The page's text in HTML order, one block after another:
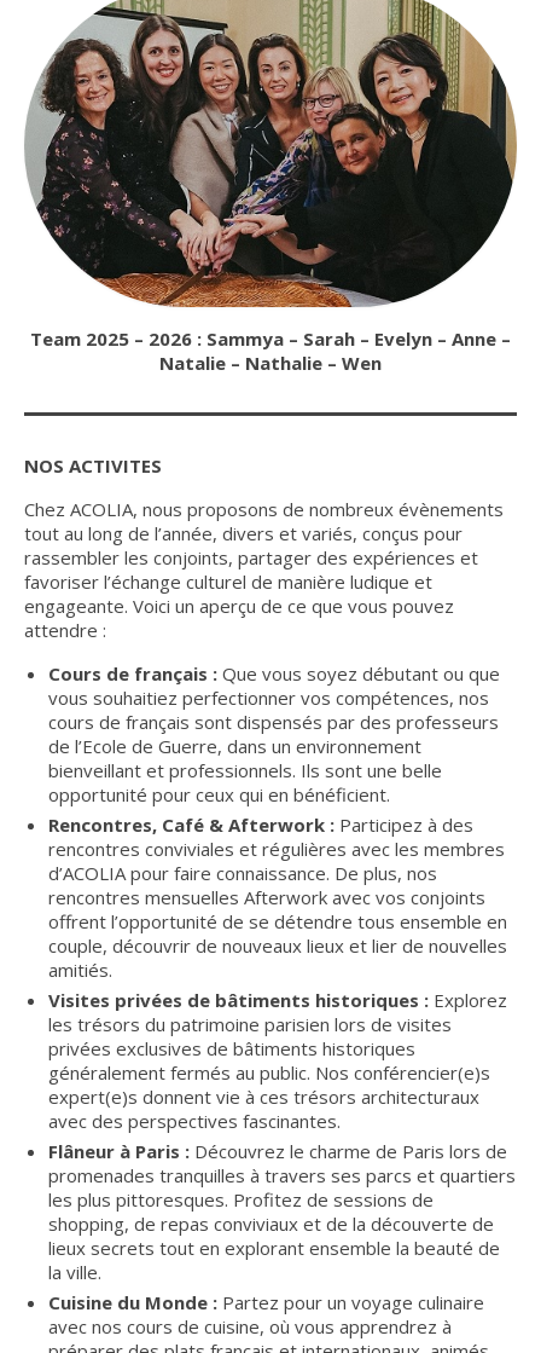
Team 2025 – 2026 : Sammya – Sarah – Evelyn – Anne –
Natalie – Nathalie – Wen
NOS ACTIVITES
Chez ACOLIA, nous proposons de nombreux évènements
tout au long de l’année, divers et variés, conçus pour
rassembler les conjoints, partager des expériences et
favoriser l’échange culturel de manière ludique et
engageante. Voici un aperçu de ce que vous pouvez
attendre :
Cours de français : Que vous soyez débutant ou que
vous souhaitiez perfectionner vos compétences, nos
cours de français sont dispensés par des professeurs
de l’Ecole de Guerre, dans un environnement
bienveillant et professionnels. Ils sont une belle
opportunité pour ceux qui en bénéficient.
Rencontres, Café & Afterwork : Participez à des
rencontres conviviales et régulières avec les membres
d’ACOLIA pour faire connaissance. De plus, nos
rencontres mensuelles Afterwork avec vos conjoints
offrent l’opportunité de se détendre tous ensemble en
couple, découvrir de nouveaux lieux et lier de nouvelles
amitiés.
Visites privées de bâtiments historiques : Explorez
les trésors du patrimoine parisien lors de visites
privées exclusives de bâtiments historiques
généralement fermés au public. Nos conférencier(e)s
expert(e)s donnent vie à ces trésors architecturaux
avec des perspectives fascinantes.
Flâneur à Paris : Découvrez le charme de Paris lors de
promenades tranquilles à travers ses parcs et quartiers
les plus pittoresques. Profitez de sessions de
shopping, de repas conviviaux et de la découverte de
lieux secrets tout en explorant ensemble la beauté de
la ville.
Cuisine du Monde : Partez pour un voyage culinaire
avec nos cours de cuisine, où vous apprendrez à